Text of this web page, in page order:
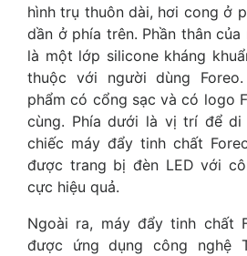
hình trụ thuôn dài, hơi cong ở
dần ở phía trên. Phần thân của
là một lớp silicone kháng
thuộc với người dùng
phẩm có cổng sạc và có logo
cùng. Phía dưới là vị trí để
chiếc máy đẩy tinh chất
được trang bị đèn LED với
cực hiệu quả.
Ngoài ra, máy đẩy tinh chất
được ứng dụng công nghệ